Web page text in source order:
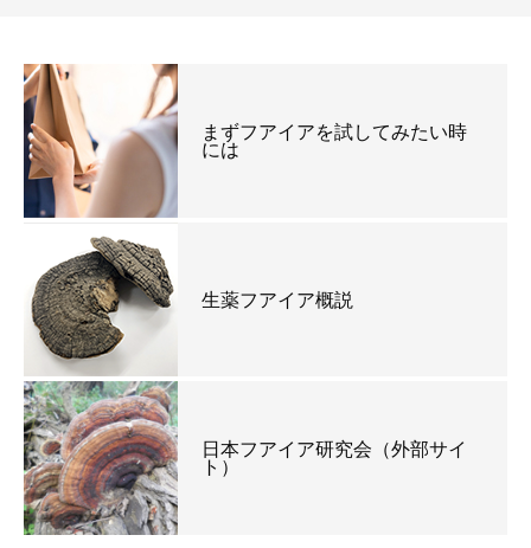
まずフアイアを試してみたい時
には
生薬フアイア概説
日本フアイア研究会（外部サイ
ト）